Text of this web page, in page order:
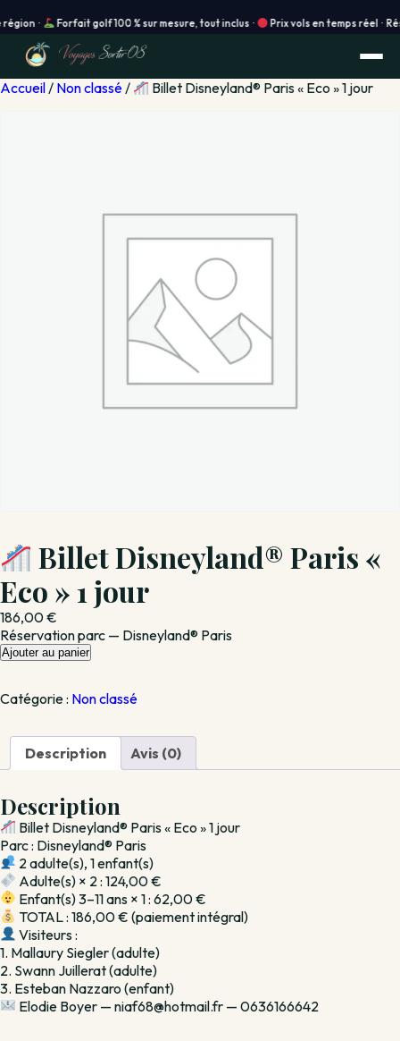
· Forfait golf 100 % sur mesure, tout inclus · Prix vols en temps réel ·
Accueil/ Non classé/ Billet Disneyland® Paris « Eco » 1 jour
Billet Disneyland® Paris «
Eco » 1 jour
186,00€
Réservation parc — Disneyland® Paris
quantité
Billet
Paris
»
1
jour
Ajouter au panier
Catégorie : Non classé
Description Avis (0)
Description
Billet Disneyland® Paris « Eco » 1 jour
Parc : Disneyland® Paris
2 adulte(s), 1 enfant(s)
Adulte(s) × 2 : 124,00 €
Enfant(s) 3–11 ans × 1 : 62,00 €
TOTAL : 186,00 € (paiement intégral)
Visiteurs :
1. Mallaury Siegler (adulte)
2. Swann Juillerat (adulte)
3. Esteban Nazzaro (enfant)
Elodie Boyer — niaf68@hotmail.fr — 0636166642